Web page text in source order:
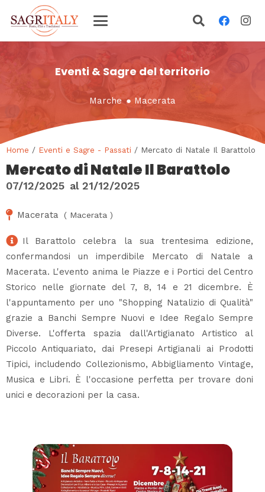
Eventi & Sagre del territorio
Marche ● Macerata
Home / Eventi e Sagre - Passati / Mercato di Natale Il Barattolo
Mercato di Natale Il Barattolo
07/12/2025 al 21/12/2025
Macerata ( Macerata )
Il Barattolo celebra la sua trentesima edizione,
confermandosi un imperdibile Mercato di Natale a
Macerata. L'evento anima le Piazze e i Portici del Centro
Storico nelle giornate del 7, 8, 14 e 21 dicembre. È
l'appuntamento per uno "Shopping Natalizio di Qualità"
grazie a Banchi Sempre Nuovi e Idee Regalo Sempre
Diverse. L'offerta spazia dall'Artigianato Artistico al
Piccolo Antiquariato, dai Presepi Artigianali ai Prodotti
Tipici, includendo Collezionismo, Abbigliamento Vintage,
Musica e Libri. È l'occasione perfetta per trovare doni
unici e decorazioni per la casa.